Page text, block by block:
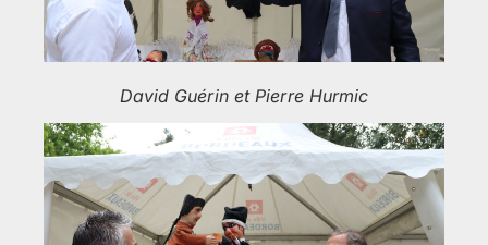
David Guérin et Pierre Hurmic